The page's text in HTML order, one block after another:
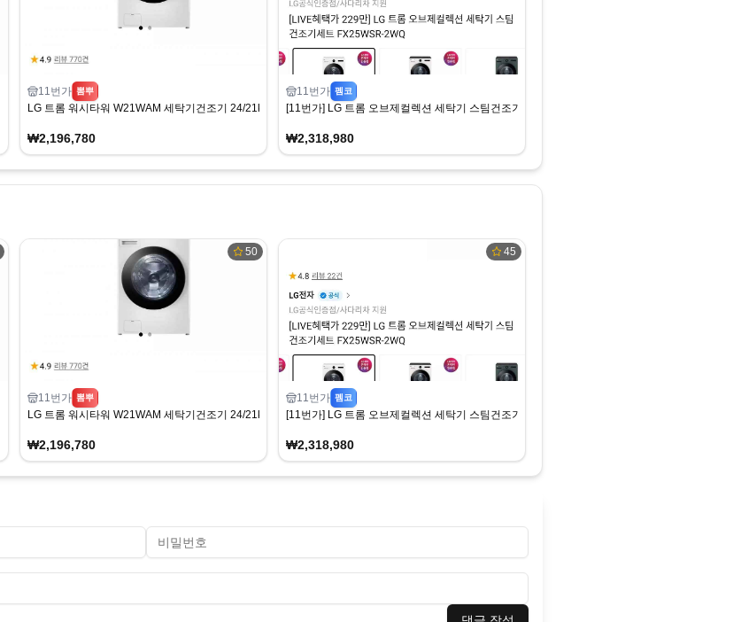
11번가 뽐뿌
LG 트롬 워시타워 W21WAM 세탁기건조기 24/21kg
₩2,196,780
11번가 펨코
[11번가] LG 트롬 오브제컬렉션 세탁기 스팀건조기세트 FX25WSR-2WQ (2,318,980원) (무료)
₩2,318,980
50
11번가 뽐뿌
LG 트롬 워시타워 W21WAM 세탁기건조기 24/21kg
₩2,196,780
45
11번가 펨코
[11번가] LG 트롬 오브제컬렉션 세탁기 스팀건조기세트 FX25WSR-2WQ (2,318,980원) (무료)
₩2,318,980